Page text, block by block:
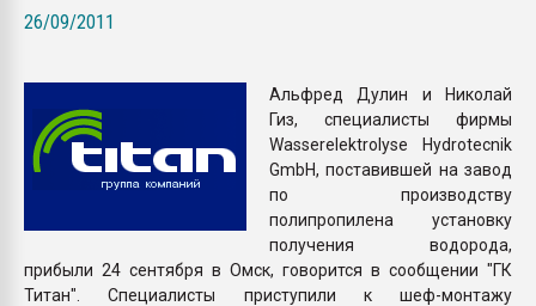
26/09/2011
Альфред Дулин и Николай
Гиз, специалисты фирмы
Wasserelektrolyse Hydrotecnik
GmbH, поставившей на завод
по производству
полипропилена установку
получения водорода,
прибыли 24 сентября в Омск, говорится в сообщении "ГК
Титан". Специалисты приступили к шеф-монтажу